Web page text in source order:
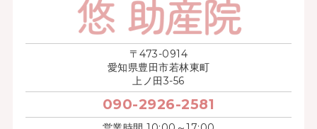
〒473-0914
愛知県豊田市若林東町
上ノ田3-56
090-2926-2581